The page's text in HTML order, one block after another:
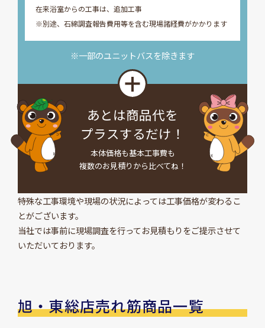
在来浴室からの工事は、追加工事
※別途、石綿調査報告費用等を含む現場諸経費がかかります
※一部のユニットバスを除きます
あとは商品代を
プラスするだけ！
本体価格も基本工事費も
複数のお見積りから比べてね！
特殊な工事環境や現場の状況によっては工事価格が変わるこ
とがございます。
当社では事前に現場調査を行ってお見積もりをご提示させて
いただいております。
旭・東総店売れ筋商品一覧